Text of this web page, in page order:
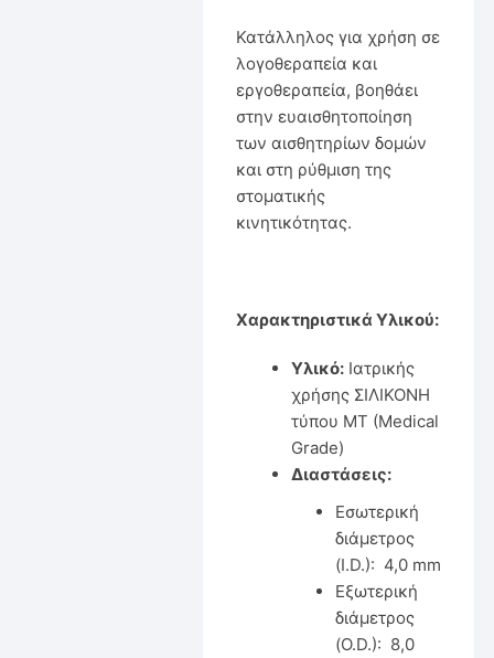
Κατάλληλος για χρήση σε
λογοθεραπεία και
εργοθεραπεία, βοηθάει
στην ευαισθητοποίηση
των αισθητηρίων δομών
και στη ρύθμιση της
στοματικής
κινητικότητας.
Χαρακτηριστικά Υλικού:
Υλικό:Ιατρικής
χρήσης ΣΙΛΙΚΟΝΗ
τύπου ΜΤ (Medical
Grade)
Διαστάσεις:
Εσωτερική
διάμετρος
(I.D.): 4,0 mm
Εξωτερική
διάμετρος
(O.D.): 8,0